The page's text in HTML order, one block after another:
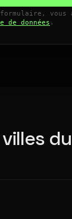
vous
de données .